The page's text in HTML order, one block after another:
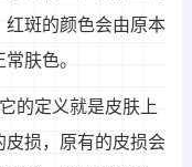
红斑的颜色会由原本
肤色。
的定义就是皮肤上
皮损，原有的皮损会